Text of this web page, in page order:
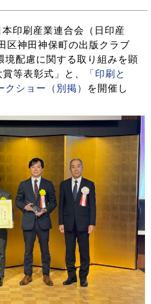
印刷産業連合会（日印産
区神田神保町の出版クラブ
境配慮に関する取り組みを顕
等表彰式」と、
「印刷と
ショー（別掲）
を開催し